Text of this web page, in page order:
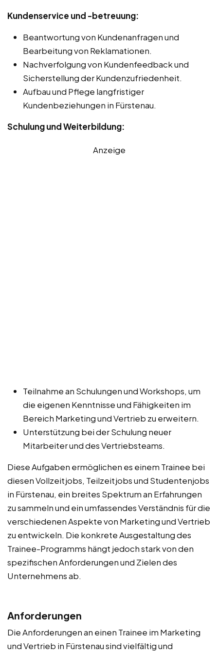
Kundenservice und -betreuung:
Beantwortung von Kundenanfragen und
Bearbeitung von Reklamationen.
Nachverfolgung von Kundenfeedback und
Sicherstellung der Kundenzufriedenheit.
Aufbau und Pflege langfristiger
Kundenbeziehungen in Fürstenau.
Schulung und Weiterbildung:
Anzeige
Teilnahme an Schulungen und Workshops, um
die eigenen Kenntnisse und Fähigkeiten im
Bereich Marketing und Vertrieb zu erweitern.
Unterstützung bei der Schulung neuer
Mitarbeiter und des Vertriebsteams.
Diese Aufgaben ermöglichen es einem Trainee bei
diesen Vollzeitjobs, Teilzeitjobs und Studentenjobs
in Fürstenau, ein breites Spektrum an Erfahrungen
zu sammeln und ein umfassendes Verständnis für die
verschiedenen Aspekte von Marketing und Vertrieb
zu entwickeln. Die konkrete Ausgestaltung des
Trainee-Programms hängt jedoch stark von den
spezifischen Anforderungen und Zielen des
Unternehmens ab.
Anforderungen
Die Anforderungen an einen Trainee im Marketing
und Vertrieb in Fürstenau sind vielfältig und